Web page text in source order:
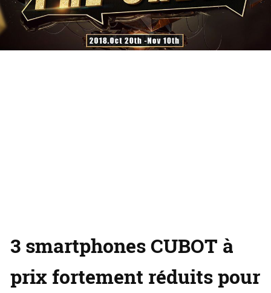
3 smartphones CUBOT à
prix fortement réduits pour